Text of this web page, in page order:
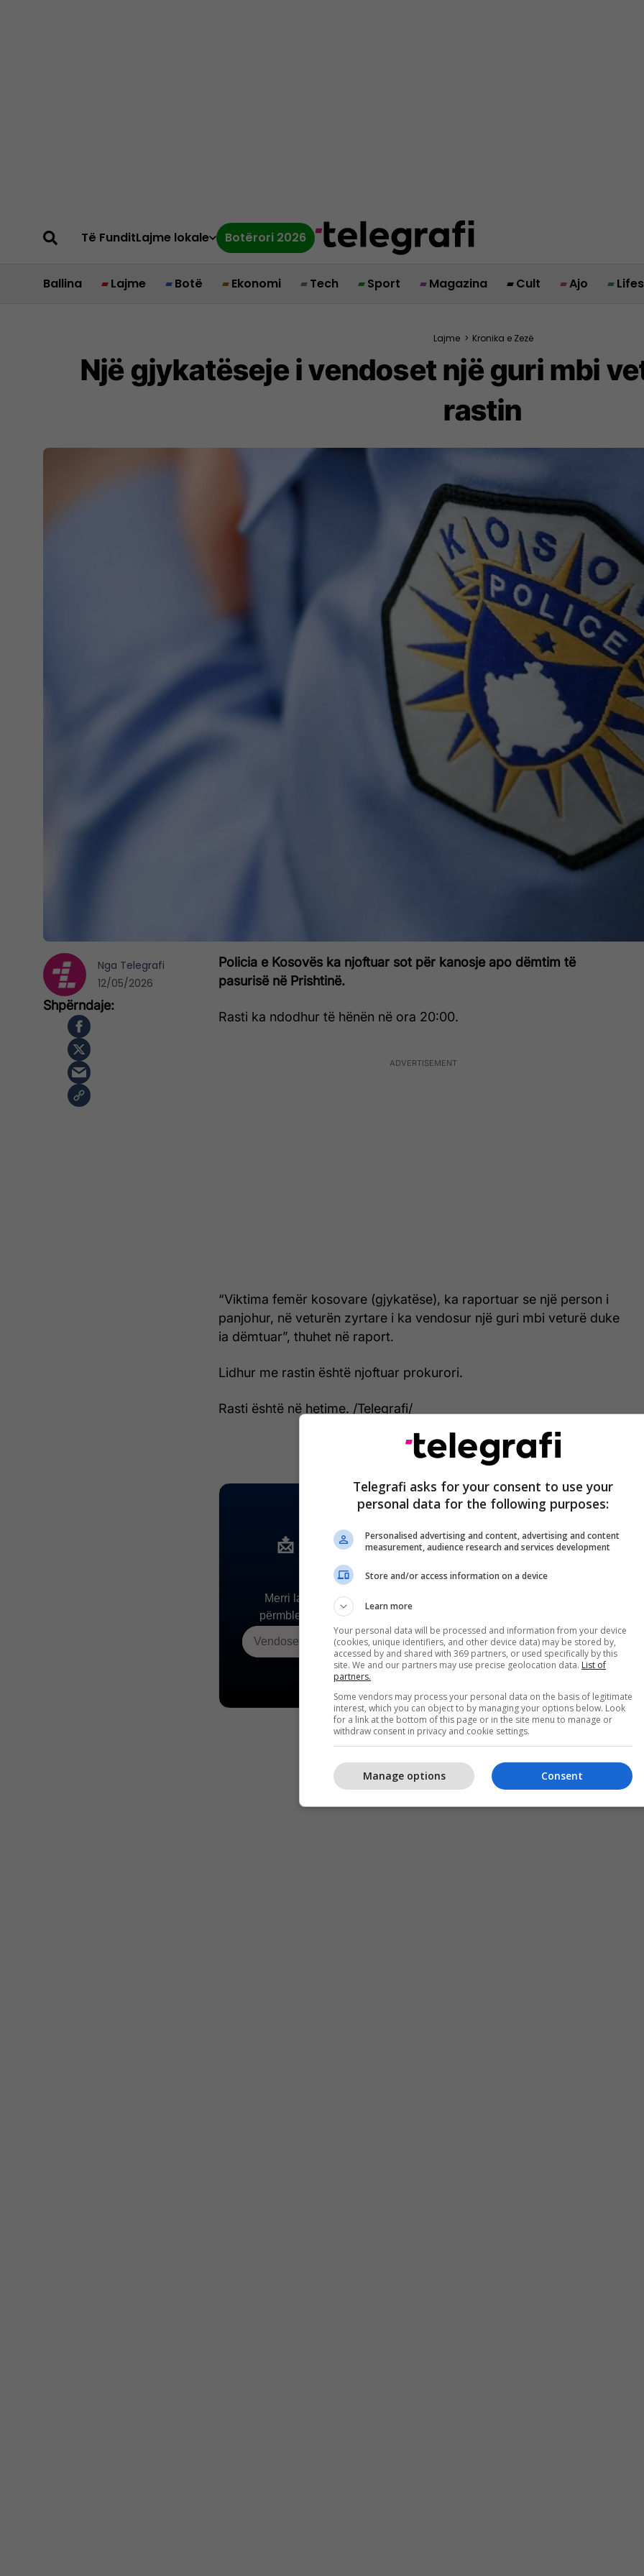
Të FunditLajme lokale Botërori 2026
Ballina Lajme Botë Ekonomi Tech Sport Magazina Cult Ajo
Lajme > Kronika e Zezë
Një gjykatëseje i vendoset një guri mbi
rastin
Policia e Kosovës ka njoftuar sot për kanosje apo dëmtim të
pasurisë në Prishtinë.
Rasti ka ndodhur të hënën në ora 20:00.
“Viktima femër kosovare (gjykatëse), ka raportuar se një person i
panjohur, në veturën zyrtare i ka vendosur një guri mbi veturë duke
ia dëmtuar”, thuhet në raport.
Lidhur me rastin është njoftuar prokurori.
Rasti është në hetime. /Telegrafi/
Nga Telegrafi
12/05/2026
Telegrafi asks for your consent to use your
personal data for the following purposes:
Personalised advertising and content, advertising and content
measurement, audience research and services development
Store and/or access information on a device
Learn more
Your personal data will be processed and information from your device
(cookies, unique identifiers, and other device data) may be stored by,
accessed by and shared with 369 partners, or used specifically by this
site. We and our partners may use precise geolocation data. List of
partners.
Some vendors may process your personal data on the basis of legitimate
interest, which you can object to by managing your options below. Look
for a link at the bottom of this page or in the site menu to manage or
withdraw consent in privacy and cookie settings.
Consent
Manage options